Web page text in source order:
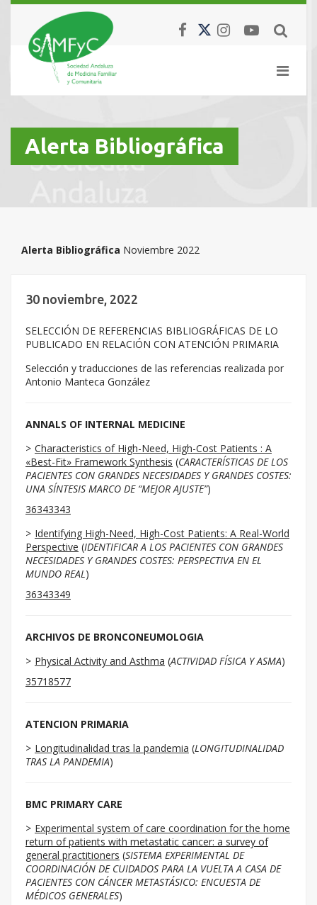
Alerta Bibliográfica
Alerta Bibliográfica Noviembre 2022
30 noviembre, 2022
SELECCIÓN DE REFERENCIAS BIBLIOGRÁFICAS DE LO
PUBLICADO EN RELACIÓN CON ATENCIÓN PRIMARIA
Selección y traducciones de las referencias realizada por
Antonio Manteca González
ANNALS OF INTERNAL MEDICINE
Characteristics of High-Need, High-Cost Patients : A
«Best-Fit» Framework Synthesis (CARACTERÍSTICAS DE LOS
PACIENTES CON GRANDES NECESIDADES Y GRANDES COSTES:
UNA SÍNTESIS MARCO DE “MEJOR AJUSTE”)
36343343
Identifying High-Need, High-Cost Patients: A Real-World
Perspective (IDENTIFICAR A LOS PACIENTES CON GRANDES
NECESIDADES Y GRANDES COSTES: PERSPECTIVA EN EL
MUNDO REAL)
36343349
ARCHIVOS DE BRONCONEUMOLOGIA
Physical Activity and Asthma (ACTIVIDAD FÍSICA Y ASMA)
35718577
ATENCION PRIMARIA
Longitudinalidad tras la pandemia (LONGITUDINALIDAD
TRAS LA PANDEMIA)
BMC PRIMARY CARE
Experimental system of care coordination for the home
return of patients with metastatic cancer: a survey of
general practitioners (SISTEMA EXPERIMENTAL DE
COORDINACIÓN DE CUIDADOS PARA LA VUELTA A CASA DE
PACIENTES CON CÁNCER METASTÁSICO: ENCUESTA DE
MÉDICOS GENERALES)